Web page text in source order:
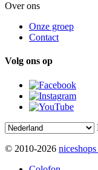
Over ons
Onze groep
Contact
Volg ons op
© 2010-2026